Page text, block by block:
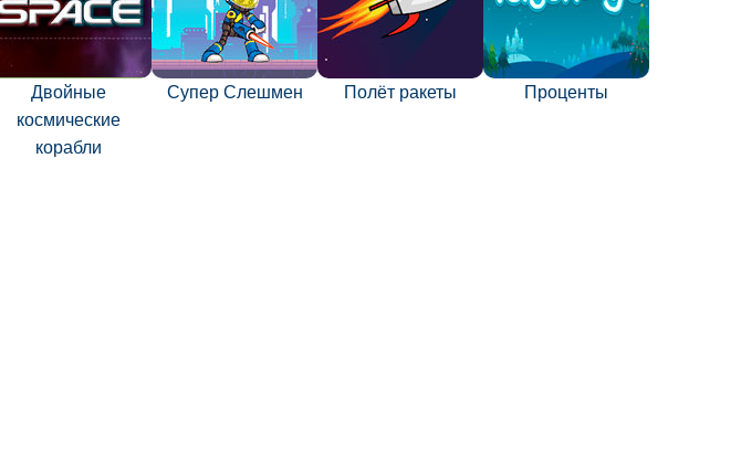
Двойные
космические
корабли
Супер Слешмен Полёт ракеты Проценты